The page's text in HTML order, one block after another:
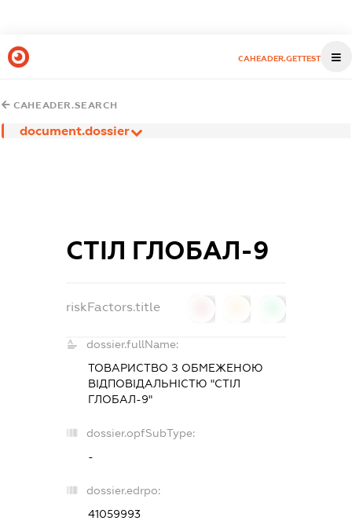
CAHEADER.GETTEST
CAHEADER.SEARCH
document.dossier
СТІЛ ГЛОБАЛ-9
riskFactors.title
dossier.fullName:
ТОВАРИСТВО З ОБМЕЖЕНОЮ
ВІДПОВІДАЛЬНІСТЮ "СТІЛ
ГЛОБАЛ-9"
dossier.opfSubType:
-
dossier.edrpo:
41059993